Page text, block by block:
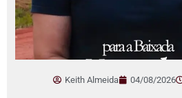
Keith Almeida 04/08/2026